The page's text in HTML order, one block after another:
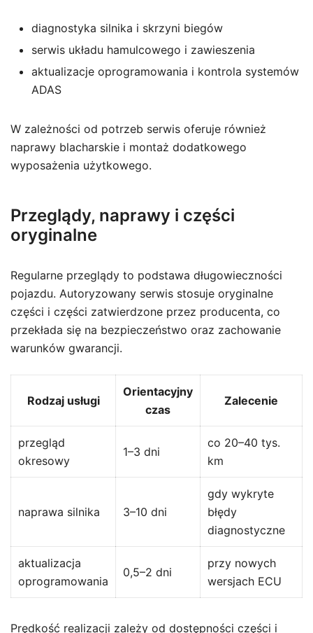
diagnostyka silnika i skrzyni biegów
serwis układu hamulcowego i zawieszenia
aktualizacje oprogramowania i kontrola systemów
ADAS
W zależności od potrzeb serwis oferuje również
naprawy blacharskie i montaż dodatkowego
wyposażenia użytkowego.
Przeglądy, naprawy i części
oryginalne
Regularne przeglądy to podstawa długowieczności
pojazdu. Autoryzowany serwis stosuje oryginalne
części i części zatwierdzone przez producenta, co
przekłada się na bezpieczeństwo oraz zachowanie
warunków gwarancji.
Rodzaj usługi
Orientacyjny
czas
Zalecenie
przegląd
okresowy
1–3 dni
co 20–40 tys.
km
naprawa silnika 3–10 dni
gdy wykryte
błędy
diagnostyczne
aktualizacja
oprogramowania
0,5–2 dni
przy nowych
wersjach ECU
Prędkość realizacji zależy od dostępności części i